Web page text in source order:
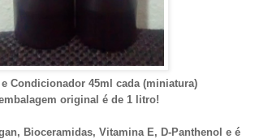
Condicionador 45ml cada (miniatura)
original é de 1 litro!
Bioceramidas, Vitamina E, D-Panthenol e é